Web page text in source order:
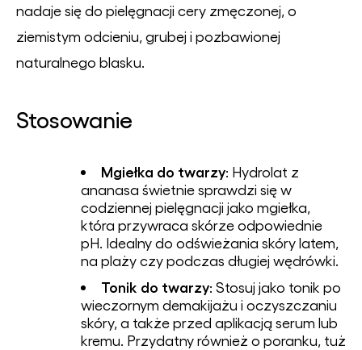
nadaje się do pielęgnacji cery zmęczonej, o
ziemistym odcieniu, grubej i pozbawionej
naturalnego blasku.
Stosowanie
Mgiełka do twarzy: Hydrolat z
ananasa świetnie sprawdzi się w
codziennej pielęgnacji jako mgiełka,
która przywraca skórze odpowiednie
pH. Idealny do odświeżania skóry latem,
na plaży czy podczas długiej wędrówki.
Tonik do twarzy: Stosuj jako tonik po
wieczornym demakijażu i oczyszczaniu
skóry, a także przed aplikacją serum lub
kremu. Przydatny również o poranku, tuż